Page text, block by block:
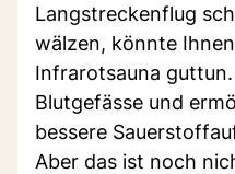
Langstreckenflug
wälzen, könnte
Infrarotsauna
Blutgefässe und
bessere
Aber das ist noch